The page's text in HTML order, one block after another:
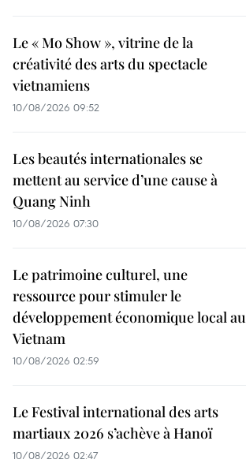
Le « Mo Show », vitrine de la
créativité des arts du spectacle
vietnamiens
10/08/2026 09:52
Les beautés internationales se
mettent au service d’une cause à
Quang Ninh
10/08/2026 07:30
Le patrimoine culturel, une
ressource pour stimuler le
développement économique local au
Vietnam
10/08/2026 02:59
Le Festival international des arts
martiaux 2026 s’achève à Hanoï
10/08/2026 02:47